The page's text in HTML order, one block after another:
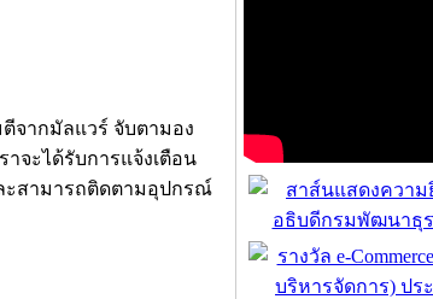
จากมัลแวร์ จับตามอง
จะได้รับการแจ้งเตือน
ะสามารถติดตามอุปกรณ์